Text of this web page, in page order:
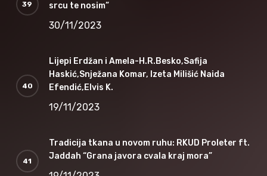
srcu te nosim”
30/11/2023
Lijepi Erdžan i Amela-H.R.Besko,Safija
Haskić,Snježana Komar, Izeta Milišić Naida
Efendić,Elvis K.
19/11/2023
Tradicija tkana u novom ruhu: RKUD Proleter ft.
Jaddah “Grana javora cvala kraj mora”